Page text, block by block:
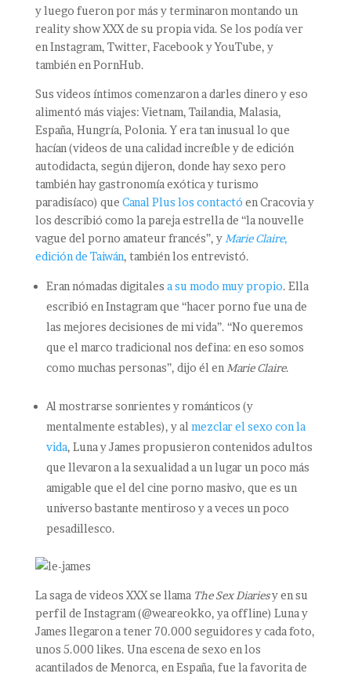
y luego fueron por más y terminaron montando un
reality show XXX de su propia vida. Se los podía ver
en Instagram, Twitter, Facebook y YouTube, y
también en PornHub.
Sus videos íntimos comenzaron a darles dinero y eso
alimentó más viajes: Vietnam, Tailandia, Malasia,
España, Hungría, Polonia. Y era tan inusual lo que
hacían (videos de una calidad increíble y de edición
autodidacta, según dijeron, donde hay sexo pero
también hay gastronomía exótica y turismo
paradisíaco) que Canal Plus los contactó en Cracovia y
los describió como la pareja estrella de “la nouvelle
vague del porno amateur francés”, y Marie Claire,
edición de Taiwán, también los entrevistó.
Eran nómadas digitales a su modo muy propio. Ella
escribió en Instagram que “hacer porno fue una de
las mejores decisiones de mi vida”. “No queremos
que el marco tradicional nos defina: en eso somos
como muchas personas”, dijo él en Marie Claire.
Al mostrarse sonrientes y románticos (y
mentalmente estables), y al mezclar el sexo con la
vida, Luna y James propusieron contenidos adultos
que llevaron a la sexualidad a un lugar un poco más
amigable que el del cine porno masivo, que es un
universo bastante mentiroso y a veces un poco
pesadillesco.
La saga de videos XXX se llama The Sex Diariesy en su
perfil de Instagram (@weareokko, ya offline) Luna y
James llegaron a tener 70.000 seguidores y cada foto,
unos 5.000 likes. Una escena de sexo en los
acantilados de Menorca, en España, fue la favorita de